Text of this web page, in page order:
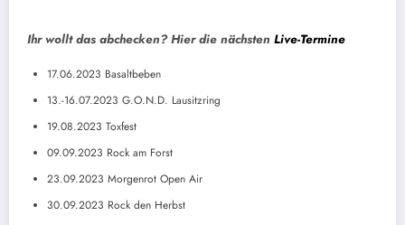
Ihr wollt das abchecken? Hier die nächsten Live-Termine
17.06.2023 Basaltbeben
13.-16.07.2023 G.O.N.D. Lausitzring
19.08.2023 Toxfest
09.09.2023 Rock am Forst
23.09.2023 Morgenrot Open Air
30.09.2023 Rock den Herbst